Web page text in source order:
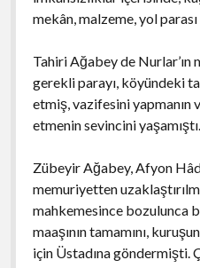
mekân, malzeme, yol
Tahiri Ağabey de Nurlar’ın
gerekli parayı, köyündeki
etmiş, vazifesini yapmanın
etmenin sevincini yaşamıştı.
Zübeyir Ağabey, Afyon
memuriyetten
mahkemesince bozulunca
maaşının tamamını,
için Üstadına göndermişti.